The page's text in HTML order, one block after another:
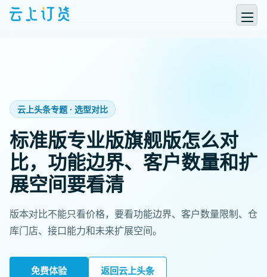
云上头条专题 · 选型对比
标准版专业版旗舰版怎么对
比，功能边界、客户数量和扩
展空间要看清
版本对比不能只看价格，要看功能边界、客户数量限制、仓
库门店、接口能力和未来扩展空间。
免费体验 返回云上头条